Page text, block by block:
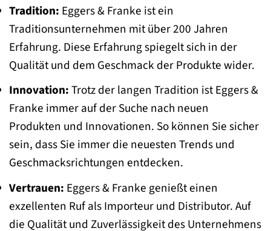
Tradition: Eggers & Franke ist ein
Traditionsunternehmen mit über 200 Jahren
Erfahrung. Diese Erfahrung spiegelt sich in der
Qualität und dem Geschmack der Produkte wider.
Innovation:Trotz der langen Tradition ist Eggers &
Franke immer auf der Suche nach neuen
Produkten und Innovationen. So können Sie sicher
sein, dass Sie immer die neuesten Trends und
Geschmacksrichtungen entdecken.
Vertrauen: Eggers & Franke genießt einen
exzellenten Ruf als Importeur und Distributor. Auf
die Qualität und Zuverlässigkeit des Unternehmens